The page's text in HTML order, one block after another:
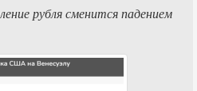
рубля сменится падением